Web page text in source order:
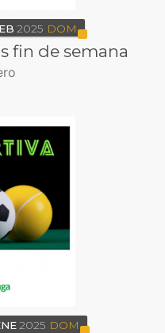
2025 DOM
fin de semana
2025 DOM